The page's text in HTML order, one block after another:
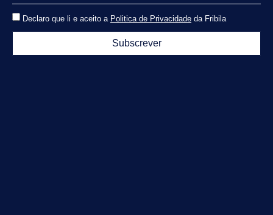
Declaro que li e aceito a Politica de Privacidade da Fribila
Subscrever